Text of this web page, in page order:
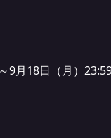
9月18日（月）